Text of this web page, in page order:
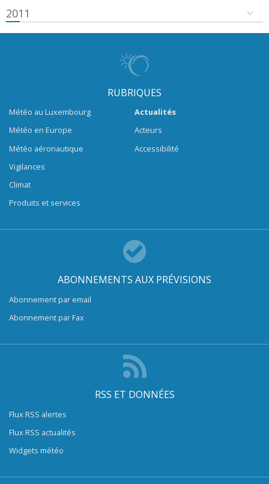
2011
RUBRIQUES
Météo au Luxembourg
Météo en Europe
Météo aéronautique
Vigilances
Climat
Produits et services
Actualités
Acteurs
Accessibilité
ABONNEMENTS AUX PRÉVISIONS
Abonnement par email
Abonnement par Fax
RSS ET DONNÉES
Flux RSS alertes
Flux RSS actualités
Widgets météo